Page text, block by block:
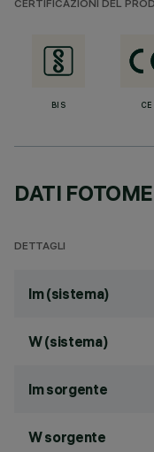
CERTIFICAZIONI DEL
BIS CE
DATI
DETTAGLI
lm (sistema)
W (sistema)
lm sorgente
W sorgente